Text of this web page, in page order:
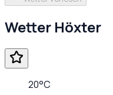
Wetter Höxter
20°C